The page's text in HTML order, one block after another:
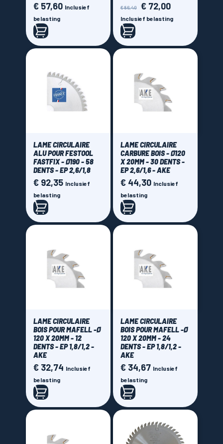
Prijs
€ 57,60 Inclusief
belasting
Normale
prijs
€ 86,40 Prijs
€ 72,00
Inclusief belasting
LAME CIRCULAIRE
ALU POUR FESTOOL
FASTFIX - Ø190 - 58
DENTS - EP 2,6/1,8
Prijs
€ 92,35 Inclusief
belasting
LAME CIRCULAIRE
CARBURE BOIS - Ø120
X 20MM - 30 DENTS -
EP 2,6/1,6 - AKE
Prijs
€ 44,30 Inclusief
belasting
LAME CIRCULAIRE
BOIS POUR MAFELL -Ø
120 X 20MM - 12
DENTS - EP 1,8/1,2 -
AKE
Prijs
€ 32,74 Inclusief
belasting
LAME CIRCULAIRE
BOIS POUR MAFELL -Ø
120 X 20MM - 24
DENTS - EP 1,8/1,2 -
AKE
Prijs
€ 34,67 Inclusief
belasting